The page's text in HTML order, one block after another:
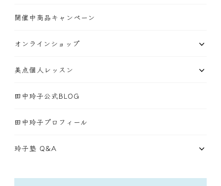
開催中商品キャンペーン
オンラインショップ
美点個人レッスン
田中玲子公式BLOG
田中玲子プロフィール
玲子塾 Q&A